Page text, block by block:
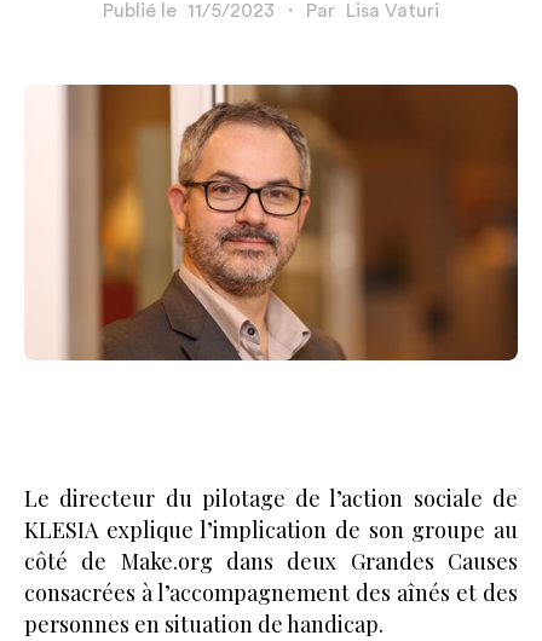
Publié le 11/5/2023 ・ Par Lisa Vaturi
Le directeur du pilotage de l’action sociale de
KLESIA explique l’implication de son groupe au
côté de Make.org dans deux Grandes Causes
consacrées à l’accompagnement des aînés et des
personnes en situation de handicap.